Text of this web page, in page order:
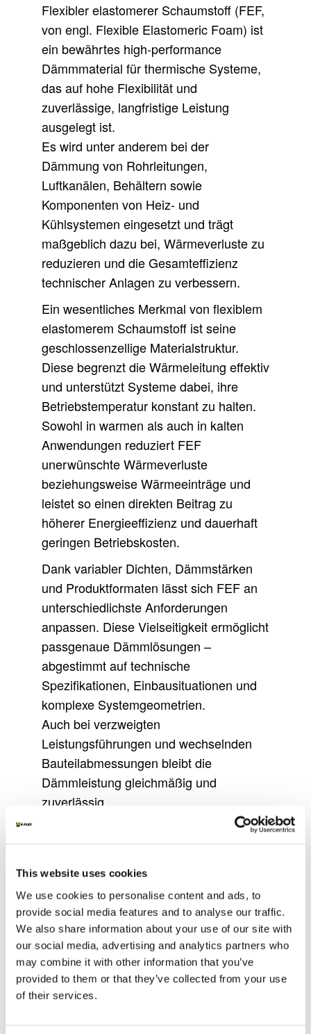
This website uses cookies
We use cookies to personalise content and ads, to
provide social media features and to analyse our traffic.
We also share information about your use of our site with
our social media, advertising and analytics partners who
may combine it with other information that you’ve
provided to them or that they’ve collected from your use
of their services.
Flexibler elastomerer Schaumstoff (FEF,
von engl. Flexible Elastomeric Foam) ist
ein bewährtes high-performance
Dämmmaterial für thermische Systeme,
das auf hohe Flexibilität und
zuverlässige, langfristige Leistung
ausgelegt ist.
Es wird unter anderem bei der
Dämmung von Rohrleitungen,
Luftkanälen, Behältern sowie
Komponenten von Heiz- und
Kühlsystemen eingesetzt und trägt
maßgeblich dazu bei, Wärmeverluste zu
reduzieren und die Gesamteffizienz
technischer Anlagen zu verbessern.
Ein wesentliches Merkmal von flexiblem
elastomerem Schaumstoff ist seine
geschlossenzellige Materialstruktur.
Diese begrenzt die Wärmeleitung effektiv
und unterstützt Systeme dabei, ihre
Betriebstemperatur konstant zu halten.
Sowohl in warmen als auch in kalten
Anwendungen reduziert FEF
unerwünschte Wärmeverluste
beziehungsweise Wärmeeinträge und
leistet so einen direkten Beitrag zu
höherer Energieeffizienz und dauerhaft
geringen Betriebskosten.
Dank variabler Dichten, Dämmstärken
und Produktformaten lässt sich FEF an
unterschiedlichste Anforderungen
anpassen. Diese Vielseitigkeit ermöglicht
passgenaue Dämmlösungen –
abgestimmt auf technische
Spezifikationen, Einbausituationen und
komplexe Systemgeometrien.
Auch bei verzweigten
Leistungsführungen und wechselnden
Bauteilabmessungen bleibt die
Dämmleistung gleichmäßig und
zuverlässig.
übernimmt FEF auch eine wichtige
schutztechnische Funktion. Indem
Taupunkt gehalten werden, verhindert
die Dämmung die Bildung von
Kondensat. Dadurch werden Korrosion,
Materialabbau und
Funktionsbeeinträchtigungen vermieden,
was die Lebensdauer der gedämmten
Komponenten verlängert und die